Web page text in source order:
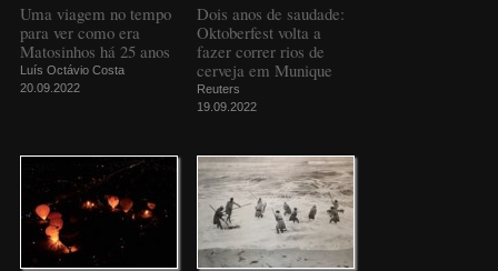
Uma viagem no tempo
para ver como era
Matosinhos há 25 anos
Luís Octávio Costa
20.09.2022
Dois anos de saudade:
Oktoberfest volta a
fazer correr rios de
cerveja em Munique
Reuters
19.09.2022